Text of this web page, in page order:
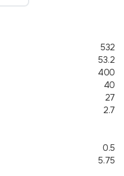
532
53.2
400
40
27
2.7
0.5
5.75